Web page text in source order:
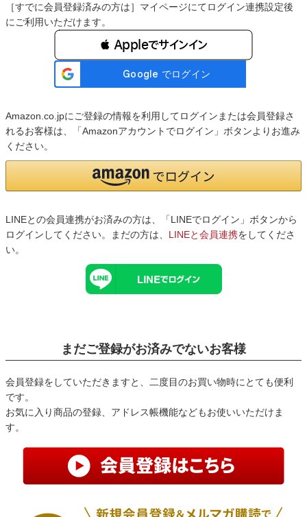
［すでに会員登録済みの方は］マイページにてログイン連携設定後
にご利用いただけます。
 Appleでサインイン
Amazon.co.jpにご登録の情報を利用してログインまたは会員登録さ
れるお客様は、「Amazonアカウントでログイン」ボタンよりお進み
ください。
LINEとの会員連携がお済みの方は、「LINEでログイン」ボタンから
ログインしてください。まだの方は、 LINEと会員連携をしてくださ
い。
まだご登録がお済みでないお客様
会員登録をしていただきますと、二度目のお買い物時にとても便利
です。
お気に入り商品の登録、アドレス帳機能などもお使いいただけま
す。